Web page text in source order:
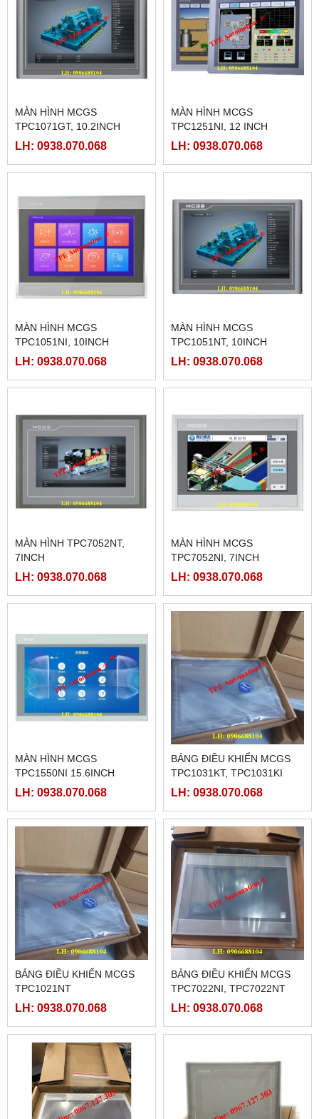
MÀN HÌNH MCGS
TPC1071GT, 10.2INCH
LH: 0938.070.068
MÀN HÌNH MCGS
TPC1251NI, 12 INCH
LH: 0938.070.068
MÀN HÌNH MCGS
TPC1051NI, 10INCH
LH: 0938.070.068
MÀN HÌNH MCGS
TPC1051NT, 10INCH
LH: 0938.070.068
MÀN HÌNH TPC7052NT,
7INCH
LH: 0938.070.068
MÀN HÌNH MCGS
TPC7052NI, 7INCH
LH: 0938.070.068
MÀN HÌNH MCGS
TPC1550NI 15.6INCH
LH: 0938.070.068
BẢNG ĐIỀU KHIỂN MCGS
TPC1031KT, TPC1031KI
LH: 0938.070.068
BẢNG ĐIỀU KHIỂN MCGS
TPC1021NT
LH: 0938.070.068
BẢNG ĐIỀU KHIỂN MCGS
TPC7022NI, TPC7022NT
LH: 0938.070.068